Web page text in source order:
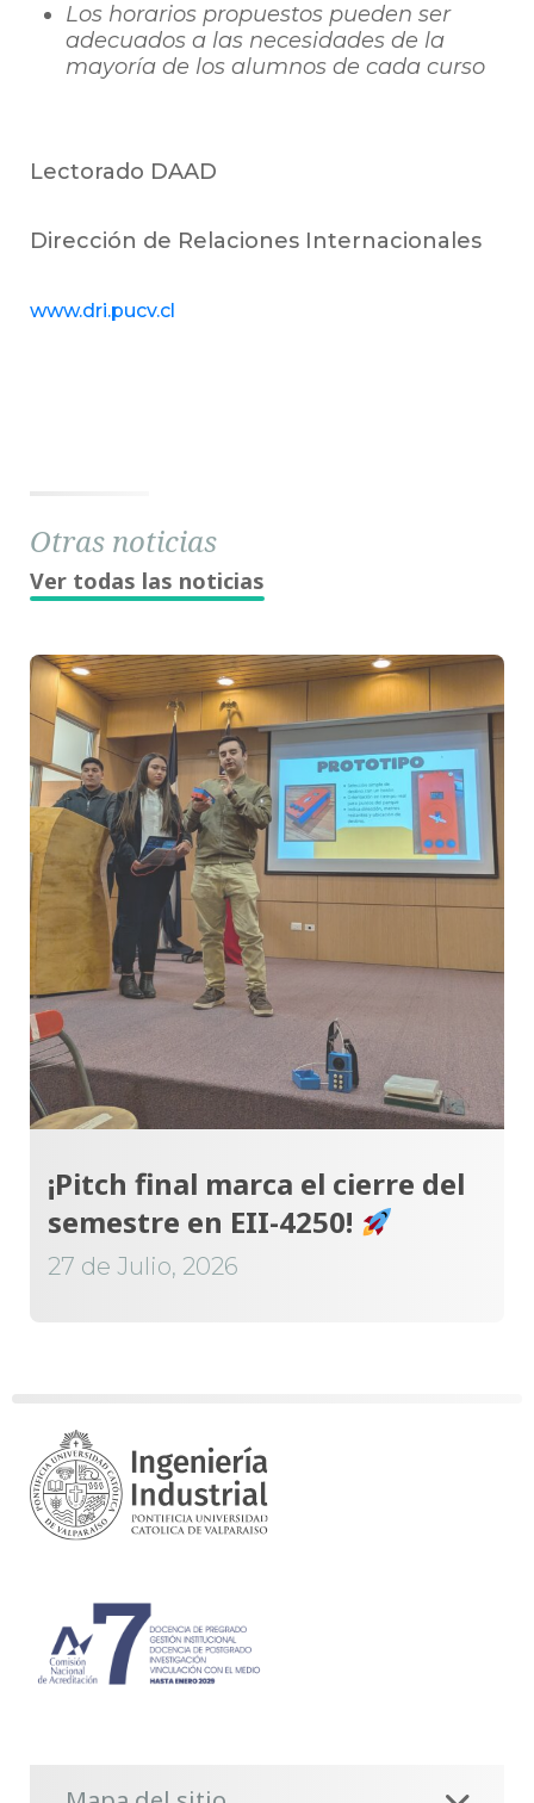
Los horarios propuestos pueden ser
adecuados a las necesidades de la
mayoría de los alumnos de cada curso
Lectorado DAAD
Dirección de Relaciones Internacionales
www.dri.pucv.cl
Otras noticias
Ver todas las noticias
¡Pitch final marca el cierre del
semestre en EII-4250!
27 de Julio, 2026